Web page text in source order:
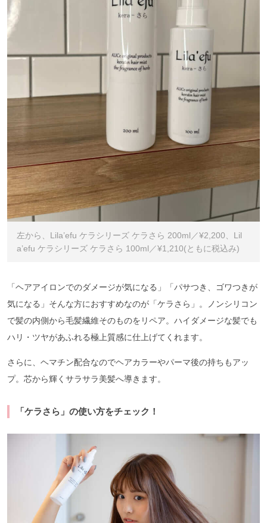
左から、Lila’efu ケラシリーズ ケラさら 200ml／¥2,200、Lil
a’efu ケラシリーズ ケラさら 100ml／¥1,210(ともに税込み)
「ヘアアイロンでのダメージが気になる」「パサつき、ゴワつきが
気になる」そんな方におすすめなのが「ケラさら」。ノンシリコン
で髪の内側から毛髪繊維そのものをリペア。ハイダメージな髪でも
ハリ・ツヤがあふれる極上質感に仕上げてくれます。
さらに、ヘマチン配合なのでヘアカラーやパーマ後の持ちもアッ
プ。芯から輝くサラサラ美髪へ導きます。
「ケラさら」の使い方をチェック！